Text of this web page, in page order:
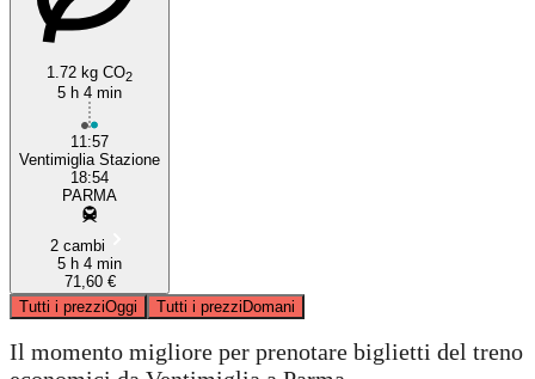
1.72 kg CO2
5 h 4 min
11:57
Ventimiglia Stazione
18:54
PARMA
2 cambi
5 h 4 min
71,60 €
Tutti i prezziOggi Tutti i prezziDomani
Il momento migliore per prenotare biglietti del treno